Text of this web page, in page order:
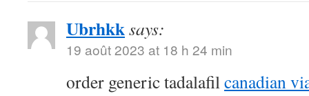
Ubrhkksays:
19 août 2023 at 18 h 24 min
order generic tadalafilcanadian